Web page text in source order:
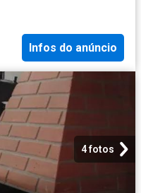
Infos do anúncio
4 fotos